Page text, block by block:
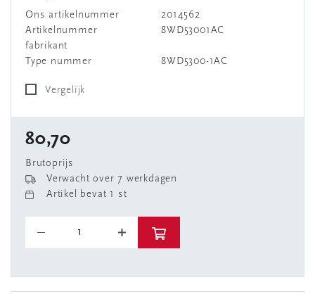
Ons artikelnummer
2014562
Artikelnummer
fabrikant
8WD53001AC
Type nummer 8WD5300-1AC
Vergelijk
80,70
Brutoprijs
Verwacht over 7 werkdagen
Artikel bevat 1 st